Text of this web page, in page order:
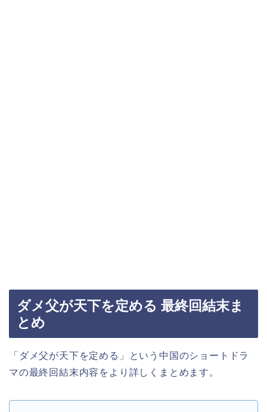
ダメ父が天下を定める 最終回結末ま
とめ
「ダメ父が天下を定める」という中国のショートドラ
マの最終回結末内容をより詳しくまとめます。